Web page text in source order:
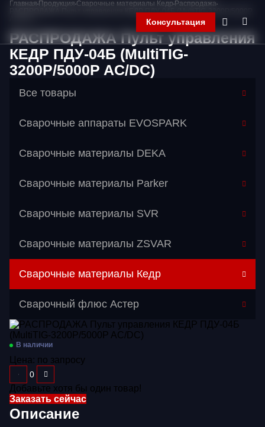
Консультация
Главная
Корзина
Главная Продукция Сварочные материалы Кедр Распродажа
РАСПРОДАЖА Пульт управления КЕДР ПДУ-04Б (MultiTIG-3200P/5000P
РАСПРОДАЖА Пульт управления
КЕДР ПДУ-04Б (MultiTIG-
3200P/5000P AC/DC)
Все товары
Сварочные аппараты EVOSPARK
Сварочные материалы DEKA
Сварочные материалы Parker
Сварочные материалы SVR
Сварочные материалы ZSVAR
Сварочные материалы Кедр
Перейти в категорию
Газосварочное оборудование
Дополнительное оборудование
Распродажа
Расходные материалы
Сварочные аппараты
Сварочный флюс Астер
В наличии
Цена: по запросу
Добавьте хотя бы один товар!
Заказать сейчас
Описание